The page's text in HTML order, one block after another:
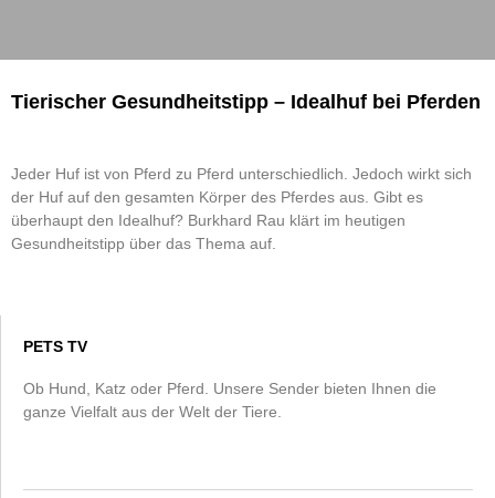
Tierischer Gesundheitstipp – Idealhuf bei Pferden
Jeder Huf ist von Pferd zu Pferd unterschiedlich. Jedoch wirkt sich
der Huf auf den gesamten Körper des Pferdes aus. Gibt es
überhaupt den Idealhuf? Burkhard Rau klärt im heutigen
Gesundheitstipp über das Thema auf.
PETS TV
Ob Hund, Katz oder Pferd. Unsere Sender bieten Ihnen die
ganze Vielfalt aus der Welt der Tiere.